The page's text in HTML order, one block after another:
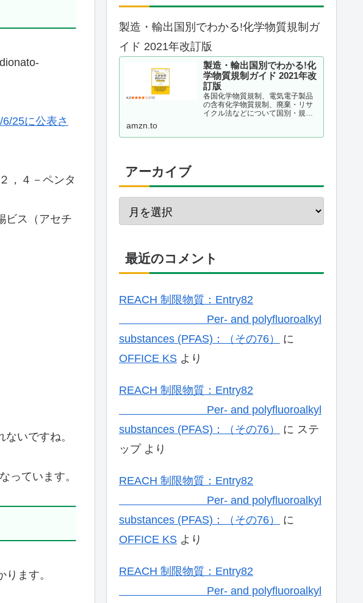
25に公表さ
，４－ペンタ
ビス（アセチ
いですね。
ています。
ます。
製造・輸出国別でわかる!化学物質規制ガ
イド 2021年改訂版
製造・輸出国別でわかる!化
学物質規制ガイド 2021年改
訂版
各国化学物質規制、電気電子製品
の含有化学物質規制、廃棄・リサ
イクル法などについて国別・規制
ている疑問をQ&A形式で事例掲載
amzn.to
アーカイブ
最近のコメント
REACH 制限物質：Entry82
Per- and polyfluoroalkyl
substances (PFAS)：（その76）
に
OFFICE KS より
REACH 制限物質：Entry82
Per- and polyfluoroalkyl
substances (PFAS)：（その76）
に ステ
ップより
REACH 制限物質：Entry82
Per- and polyfluoroalkyl
substances (PFAS)：（その76）
に
OFFICE KS より
REACH 制限物質：Entry82
Per- and polyfluoroalkyl